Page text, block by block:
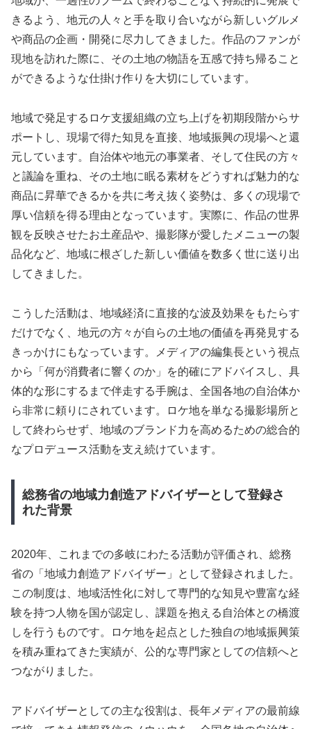
きるよう、地元の人々と手を取り合いながら新しいグルメ
や商品の企画・開発に尽力してきました。作品のファンが
現地を訪れた際に、その土地の物語を五感で持ち帰ること
ができるような仕掛け作りを大切にしています。
地域で発足するロケ支援組織の立ち上げを初期段階からサ
ポートし、現場で得た知見を直接、地域振興の現場へと還
元しています。自治体や地元の事業者、そして住民の方々
と議論を重ね、その土地に眠る素材をどうすれば魅力的な
商品に昇華できるかを共に考え抜く姿勢は、多くの現場で
厚い信頼を得る理由となっています。実際に、作品の世界
観を反映させたお土産品や、撮影隊が愛したメニューの製
品化など、地域に根ざした新しい価値を数多く世に送り出
してきました。
こうした活動は、地域経済に直接的な波及効果をもたらす
だけでなく、地元の方々が自らの土地の価値を再発見する
きっかけにもなっています。メディアの編集長という視点
から「何が消費者に響くのか」を的確にアドバイスし、具
体的な形にするまで伴走する手腕は、全国各地の自治体か
ら非常に頼りにされています。ロケ地を単なる撮影場所と
して終わらせず、地域のブランド力を高めるための総合的
なプロデュース活動を支え続けています。
総務省の地域力創造アドバイザーとして登録さ
れた背景
2020年、これまでの多岐にわたる活動が評価され、総務
省の「地域力創造アドバイザー」として登録されました。
この制度は、地域活性化に対して専門的な知見や豊富な経
験を持つ人物を国が認定し、課題を抱える自治体との橋渡
しを行うものです。ロケ地を起点とした独自の地域振興策
を積み重ねてきた実績が、公的な専門家としての信頼へと
つながりました。
アドバイザーとしての主な役割は、長年メディアの最前線